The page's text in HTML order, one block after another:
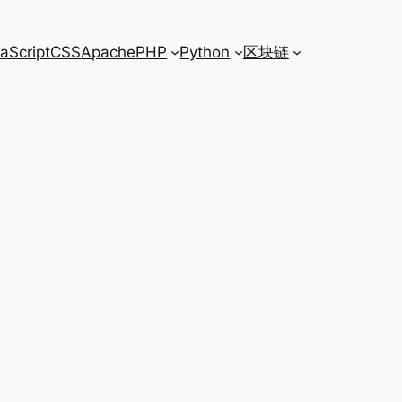
CSSApachePHP Python 区块链